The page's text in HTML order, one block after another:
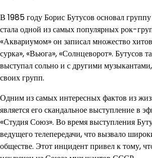
В 1985 году Борис Бутусов основал
стала одной из самых популярных рок-
«Аквариумом» он записал множество
сурка», «Вьюга», «Солнцеворот». Бутусов
выступал сольно и с другими музыкантами,
своих групп.
Одним из самых интересных фактов из
является его скандальное выступление в
«Студия Союз». Во время выступления
ведущего телепередачи, что вызвало
обществе. Этот инцидент привел к тому,